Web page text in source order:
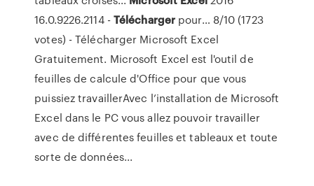
16.0.9226.2114 -Télécharger pour… 8/10 (1723
votes) - Télécharger Microsoft Excel
Gratuitement. Microsoft Excel est l'outil de
feuilles de calcule d'Office pour que vous
puissiez travaillerAvec l’installation de Microsoft
Excel dans le PC vous allez pouvoir travailler
avec de différentes feuilles et tableaux et toute
sorte de données...